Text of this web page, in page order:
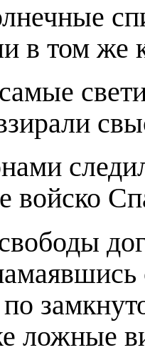
в том же
войско
ложные